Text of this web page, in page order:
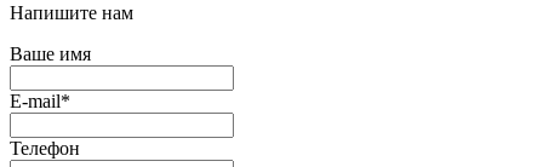
Напишите нам
Ваше имя
E-mail*
Телефон